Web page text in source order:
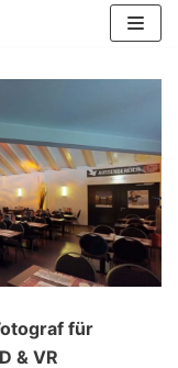
für
& VR